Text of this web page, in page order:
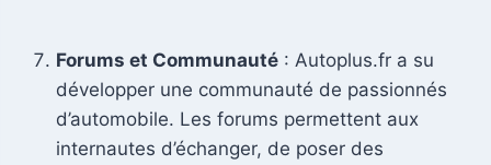
Forums et Communauté : Autoplus.fr a su
développer une communauté de passionnés
d’automobile. Les forums permettent aux
internautes d’échanger, de poser des